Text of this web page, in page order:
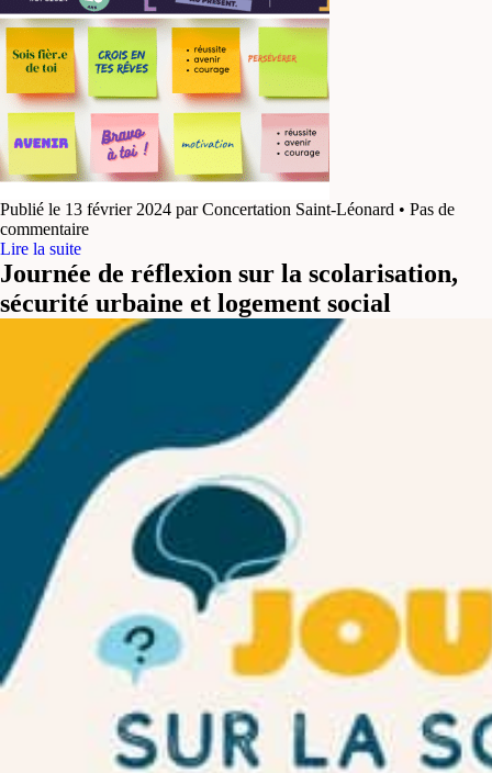
Publié le 13 février 2024 par Concertation Saint-Léonard • Pas de
commentaire
Lire la suite
Journée de réflexion sur la scolarisation,
sécurité urbaine et logement social